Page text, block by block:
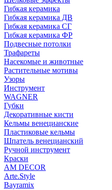
Гибкая керамика
Гибкая керамика ДВ
Гибкая керамика СГ
Гибкая керамика ФР
Подвесные потолки
Трафареты
Насекомые и животные
Растительные мотивы
Узоры
Инструмент
WAGNER
Губки
Декоративные кисти
Кельмы венецианские
Пластиковые кельмы
Шпатель венецианский
Ручной инструмент
Краски
AM DECOR
Arte.Style
Bayramix